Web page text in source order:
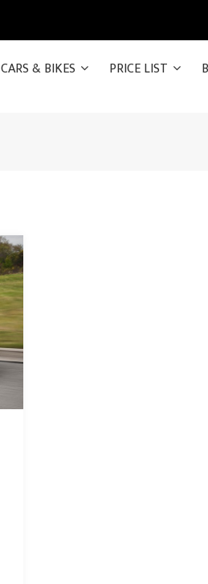
CARS & BIKES PRICE LIST